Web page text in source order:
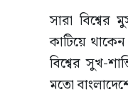
সারা বিশ্বের
কাটিয়ে
বিশ্বের সুখ-
মতো